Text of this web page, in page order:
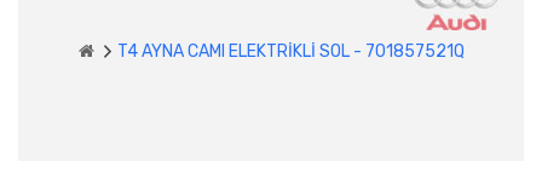
T4 AYNA CAMI ELEKTRİKLİ SOL - 701857521Q